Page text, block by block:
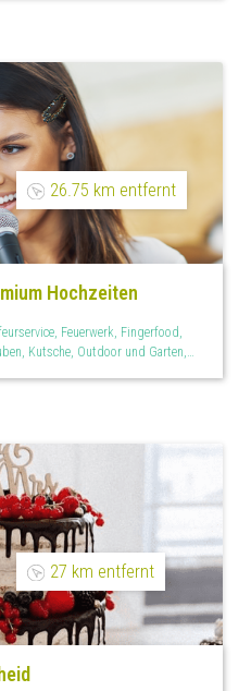
26.75 km entfernt
Hochzeiten
Feuerwerk, Fingerfood,
Kutsche, Outdoor und Garten,
27 km entfernt